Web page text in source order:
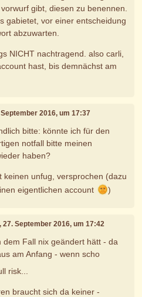
gibt, diesen zu benennen.
gabietet, vor einer entscheidung
abzuwarten.
NICHT nachtragend. also carli,
hast, bis demnächst am
September 2016, um 17:37
bitte: könnte ich für den
notfall bitte meinen
haben?
keinen unfug, versprochen (dazu
eigentlichen account
)
, 27. September 2016, um 17:42
dem Fall nix geändert hätt - da
am Anfang - wenn scho
risk...
braucht sich da keiner -